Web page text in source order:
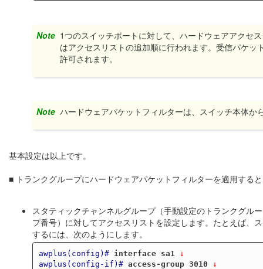
Note 1つのスイッチポートに対して、ハードウェアアクセ
はアクセスリストの追加順に行われます。受信パケ
許可されます。
Note ハードウェアパケットフィルターは、スイッチ本体
基本設定は以上です。
■ トランクグループにハードウェアパケットフィルターを適用する
スタティックチャンネルグループ（手動設定のトランクグル
プ番号）に対してアクセスリストを設定します。たとえば、
するには、次のようにします。
awplus(config)# interface sa1
↓
awplus(config-if)# access-group 3010 ↓